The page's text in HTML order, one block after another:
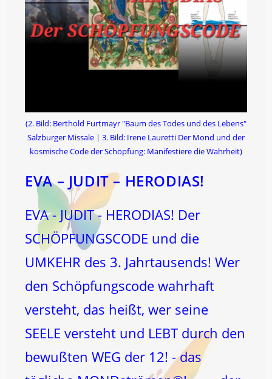
(2. Bild: Berthold Furtmayr "Baum des Todes und des Lebens"
Salzburger Missale | 3. Bild: Irene Lauretti Der Mond und der
kosmische Code der Schöpfung: Manifestiere die Wahrheit)
EVA – JUDIT – HERODIAS!
EVA - JUDIT - HERODIAS! Der
SCHÖPFUNGSCODE und die
UMKEHR des 3. Jahrtausends! Wer
den Schöpfungscode wahrhaft
versteht, das heißt, wer seine
SEELE versteht und LEBT durch den
bewußten WEG der 12! - das